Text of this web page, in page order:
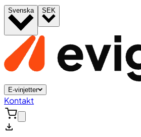
Svenska SEK
E-vinjetter
Kontakt